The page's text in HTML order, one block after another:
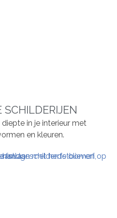
in je interieur met
en kleuren.